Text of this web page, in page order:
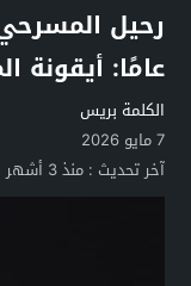
عامًا: أيقونة
الكلمة بريس
7 مايو 2026
آخر تحديث :منذ 3 أشهر